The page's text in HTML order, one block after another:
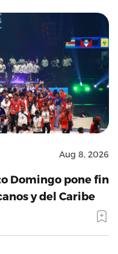
Aug 8, 2026
Domingo pone fin
y del Caribe